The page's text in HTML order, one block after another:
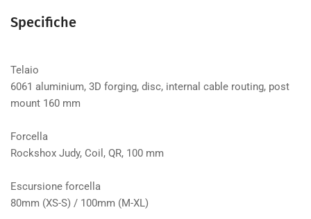
Specifiche
Telaio
6061 aluminium, 3D forging, disc, internal cable routing, post
mount 160 mm
Forcella
Rockshox Judy, Coil, QR, 100 mm
Escursione forcella
80mm (XS-S) / 100mm (M-XL)